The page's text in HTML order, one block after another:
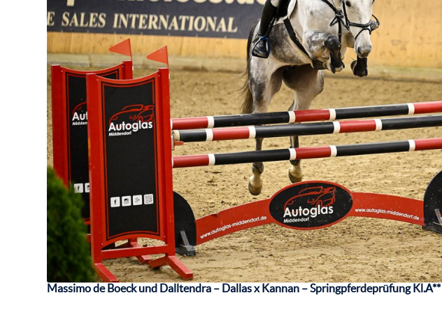
Massimo de Boeck und Dalltendra – Dallas x Kannan – Springpferdeprüfung Kl.A**